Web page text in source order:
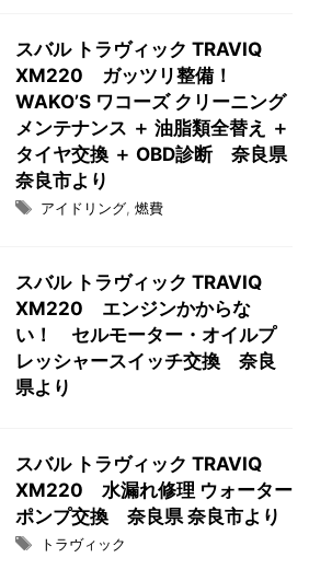
スバル トラヴィック TRAVIQ
XM220 ガッツリ整備！
WAKO’S ワコーズ クリーニング
メンテナンス ＋ 油脂類全替え ＋
タイヤ交換 ＋ OBD診断 奈良県
奈良市より
アイドリング 燃費
スバル トラヴィック TRAVIQ
XM220 エンジンかからな
い！ セルモーター・オイルプ
レッシャースイッチ交換 奈良
県より
スバル トラヴィック TRAVIQ
XM220 水漏れ修理 ウォーター
ポンプ交換 奈良県 奈良市より
トラヴィック